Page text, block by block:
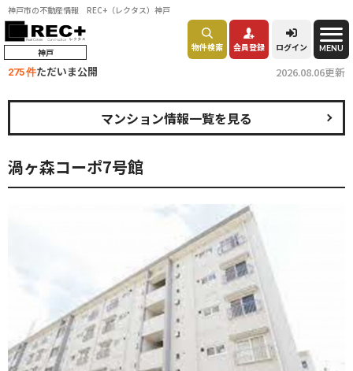
神戸市の不動産情報 REC+（レクタス）神戸
神戸 物件検索 会員登録 ログイン MENU
275 件ただいま公開 2026.08.06更新
渦ヶ森コーポ7号館
マンション情報一覧を見る